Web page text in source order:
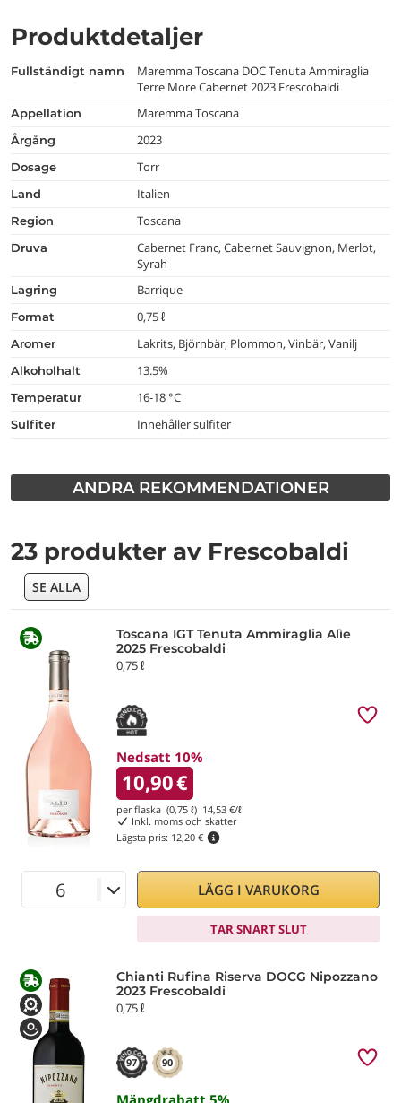
Produktdetaljer
fullständigt namn
Maremma Toscana DOC Tenuta Ammiraglia
Terre More Cabernet 2023 Frescobaldi
appellation Maremma Toscana
årgång 2023
dosage Torr
land Italien
region Toscana
druva
Cabernet Franc, Cabernet Sauvignon, Merlot,
Syrah
lagring Barrique
format 0,75 ℓ
aromer Lakrits, Björnbär, Plommon, Vinbär, Vanilj
alkoholhalt 13.5%
temperatur 16-18 °C
Sulfiter Innehåller sulfiter
ANDRA REKOMMENDATIONER
23 produkter av Frescobaldi
SE ALLA
Toscana IGT Tenuta Ammiraglia Alìe
2025 Frescobaldi
0,75 ℓ
Nedsatt 10%
10,90€
per flaska (0,75 ℓ) 14,53 €/ℓ
Inkl. moms och skatter
Lägsta pris: 12,20 €
LÄGG I VARUKORG
TAR SNART SLUT
Chianti Rufina Riserva DOCG Nipozzano
2023 Frescobaldi
0,75 ℓ
97 90
Mängdrabatt 5%